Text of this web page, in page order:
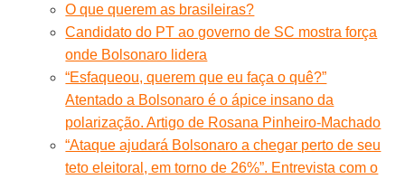
O que querem as brasileiras?
Candidato do PT ao governo de SC mostra força
onde Bolsonaro lidera
“Esfaqueou, querem que eu faça o quê?”
Atentado a Bolsonaro é o ápice insano da
polarização. Artigo de Rosana Pinheiro-Machado
“Ataque ajudará Bolsonaro a chegar perto de seu
teto eleitoral, em torno de 26%”. Entrevista com o